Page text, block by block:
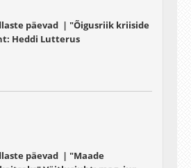
päevad | "Õigusriik kriiside
Heddi Lutterus
päevad | "Maade